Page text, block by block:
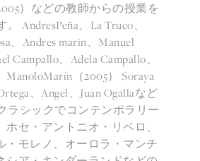
）などの教師からの授業を
AndresPeña、La Truco、
、Andres marin、Manuel
Campallo、Adela Campallo、
ManoloMarín（2005） Soraya
、Angel、Juan Ogallaなど
ラシックでコンテンポラリー
ホセ・アントニオ・リベロ、
・モレノ、オーロラ・マンチ